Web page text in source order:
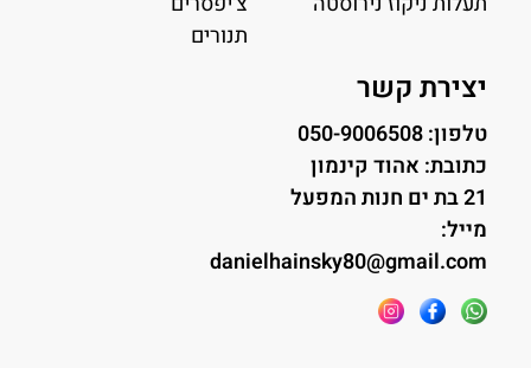
תנורים
יצירת קשר
טלפון: 050-9006508
כתובת: אהוד קינמון
21 בת ים חנות המפעל
מייל:
danielhainsky80@gmail.com